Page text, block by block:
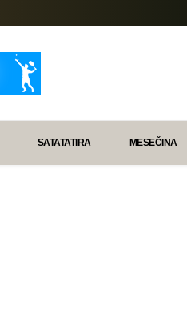
SATATATIRA MESEČINA